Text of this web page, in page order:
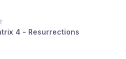
4 - Resurrections